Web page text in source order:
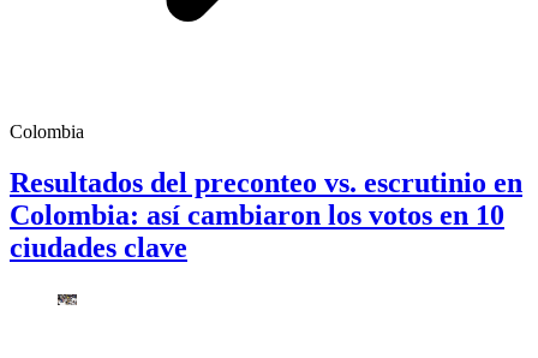
Colombia
Resultados del preconteo vs. escrutinio en
Colombia: así cambiaron los votos en 10
ciudades clave